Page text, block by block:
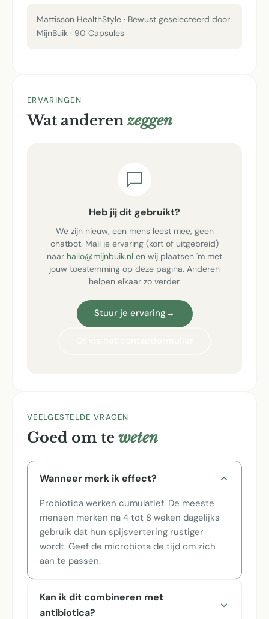
Mattisson HealthStyle · Bewust geselecteerd door
MijnBuik · 90 Capsules
ERVARINGEN
Wat anderenzeggen
Heb jij dit gebruikt?
We zijn nieuw, een mens leest mee, geen
chatbot. Mail je ervaring (kort of uitgebreid)
naar hallo@mijnbuik.nl en wij plaatsen 'm met
jouw toestemming op deze pagina. Anderen
helpen elkaar zo verder.
Stuur je ervaring →
VEELGESTELDE VRAGEN
Goed om te weten
Wanneer merk ik effect?
Probiotica werken cumulatief. De meeste
mensen merken na 4 tot 8 weken dagelijks
gebruik dat hun spijsvertering rustiger
wordt. Geef de microbiota de tijd om zich
aan te passen.
Kan ik dit combineren met
antibiotica?